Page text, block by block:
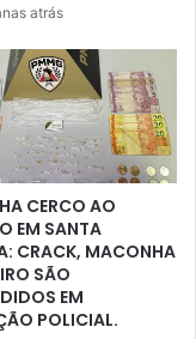
atrás
CERCO AO
EM SANTA
CRACK, MACONHA
SÃO
EM
POLICIAL.